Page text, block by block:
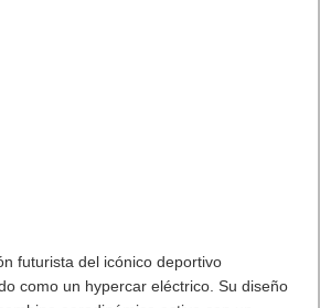
futurista del icónico deportivo
como un hypercar eléctrico. Su diseño